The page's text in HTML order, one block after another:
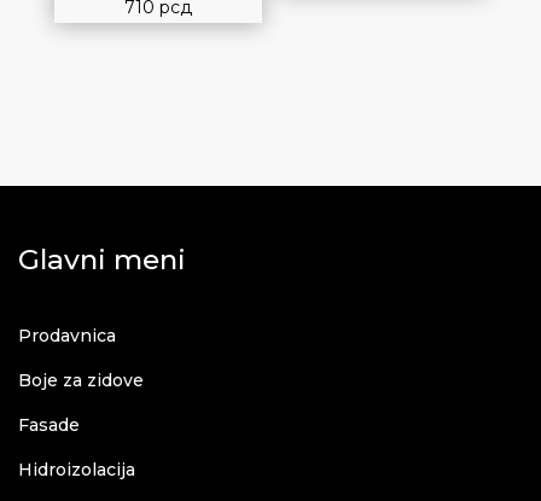
710 рсд
Glavni meni
Prodavnica
Boje za zidove
Fasade
Hidroizolacija